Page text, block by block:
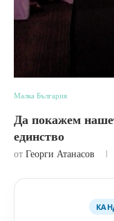
Малка България
Да покажем
единство
от Георги Атанасов